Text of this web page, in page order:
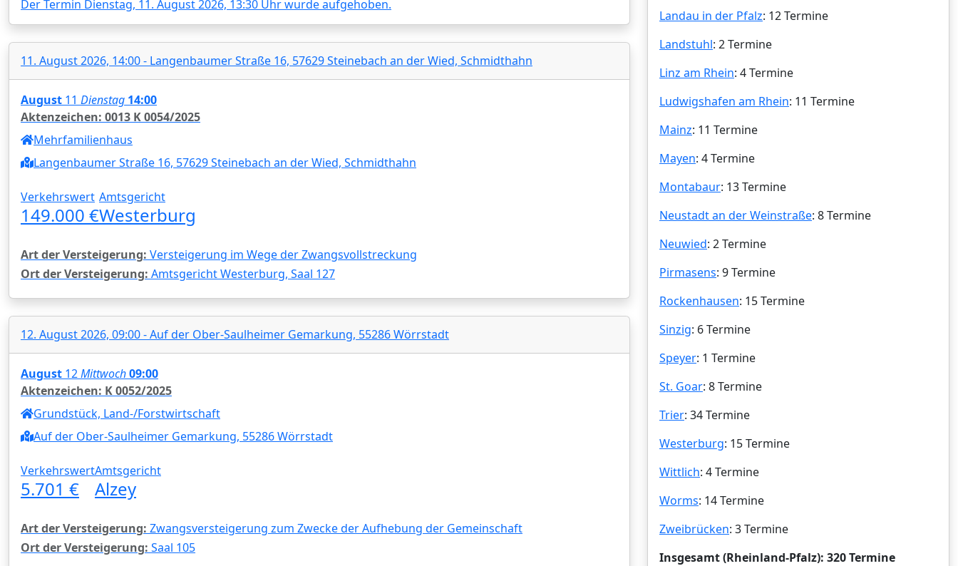
Der Termin Dienstag, 11. August 2026, 13:30 Uhr wurde aufgehoben.
11. August 2026, 14:00 - Langenbaumer Straße 16, 57629 Steinebach an der Wied, Schmidthahn
August 11 Dienstag 14:00
Aktenzeichen: 0013 K 0054/2025
Mehrfamilienhaus
Langenbaumer Straße 16, 57629 Steinebach an der Wied, Schmidthahn
Verkehrswert
149.000 €
Amtsgericht
Westerburg
Art der Versteigerung: Versteigerung im Wege der Zwangsvollstreckung
Ort der Versteigerung: Amtsgericht Westerburg, Saal 127
12. August 2026, 09:00 - Auf der Ober-Saulheimer Gemarkung, 55286 Wörrstadt
August 12Mittwoch09:00
Aktenzeichen: K 0052/2025
Grundstück, Land-/Forstwirtschaft
Auf der Ober-Saulheimer Gemarkung, 55286 Wörrstadt
Verkehrswert
5.701 €
Amtsgericht
Alzey
Art der Versteigerung: Zwangsversteigerung zum Zwecke der Aufhebung der Gemeinschaft
Ort der Versteigerung: Saal 105
Landau in der Pfalz: 12 Termine
Landstuhl: 2 Termine
Linz am Rhein: 4 Termine
Ludwigshafen am Rhein: 11 Termine
Mainz: 11 Termine
Mayen: 4 Termine
Montabaur: 13 Termine
Neustadt an der Weinstraße: 8 Termine
Neuwied: 2 Termine
Pirmasens: 9 Termine
Rockenhausen: 15 Termine
Sinzig: 6 Termine
Speyer: 1 Termine
St. Goar: 8 Termine
Trier: 34 Termine
Westerburg: 15 Termine
Wittlich: 4 Termine
Worms: 14 Termine
Zweibrücken: 3 Termine
Insgesamt (Rheinland-Pfalz): 320 Termine